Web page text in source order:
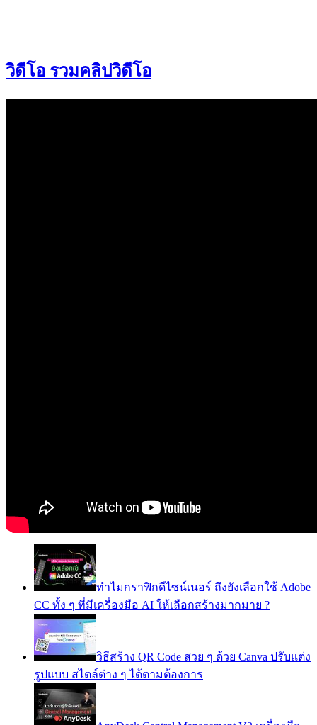
วิดีโอ รวมคลิปวิดีโอ
ทำไมกราฟิกดีไซน์เนอร์ ถึงยังเลือกใช้ Adobe
CC ทั้ง ๆ ที่มีเครื่องมือ AI ให้เลือกสร้างมากมาย ?
วิธีสร้าง QR Code สวย ๆ ด้วย Canva ปรับแต่ง
รูปแบบ สไตล์ต่าง ๆ ได้ตามต้องการ